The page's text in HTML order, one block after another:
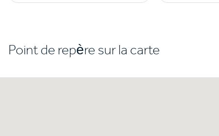
Point de repère sur la carte